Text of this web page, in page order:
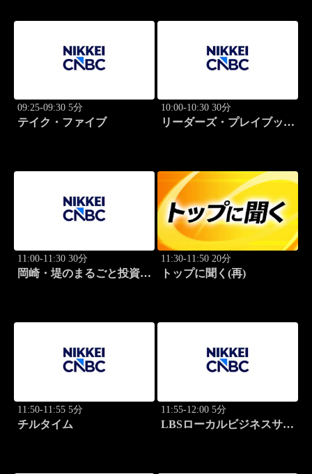
09:25-09:30 5分
テイク・ファイブ
10:00-10:30 30分
リーダーズ・プレイブック
11:00-11:30 30分
岡崎・堤のまるごと投資道
11:30-11:50 20分
トップに聞く(再)
11:50-11:55 5分
チルタイム
11:55-12:00 5分
LBSローカルビジネスサテ